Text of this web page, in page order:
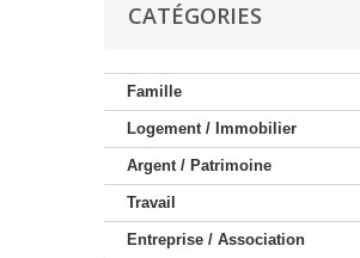
CATÉGORIES
Famille
Logement / Immobilier
Argent / Patrimoine
Travail
Entreprise / Association